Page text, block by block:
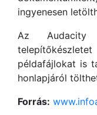
ingyenesen
Az Audacity
példafájlokat is
honlapjáról
Forrás: